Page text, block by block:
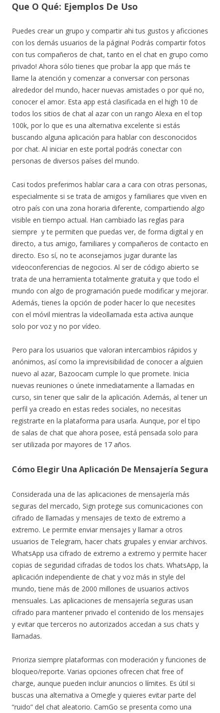
Que O Qué: Ejemplos De Uso
Puedes crear un grupo y compartir ahi tus gustos y aficciones
con los demás usuarios de la página! Podrás compartir fotos
con tus compañeros de chat, tanto en el chat en grupo como
privado! Ahora sólo tienes que probar la app que más te
llame la atención y comenzar a conversar con personas
alrededor del mundo, hacer nuevas amistades o por qué no,
conocer el amor. Esta app está clasificada en el high 10 de
todos los sitios de chat al azar con un rango Alexa en el top
100k, por lo que es una alternativa excelente si estás
buscando alguna aplicación para hablar con desconocidos
por chat. Al iniciar en este portal podrás conectar con
personas de diversos países del mundo.
Casi todos preferimos hablar cara a cara con otras personas,
especialmente si se trata de amigos y familiares que viven en
otro país con una zona horaria diferente, compartiendo algo
visible en tiempo actual. Han cambiado las reglas para
siempre y te permiten que puedas ver, de forma digital y en
directo, a tus amigo, familiares y compañeros de contacto en
directo. Eso sí, no te aconsejamos jugar durante las
videoconferencias de negocios. Al ser de código abierto se
trata de una herramienta totalmente gratuita y que todo el
mundo con algo de programación puede modificar y mejorar.
Además, tienes la opción de poder hacer lo que necesites
con el móvil mientras la videollamada esta activa aunque
solo por voz y no por vídeo.
Pero para los usuarios que valoran intercambios rápidos y
anónimos, así como la imprevisibilidad de conocer a alguien
nuevo al azar, Bazoocam cumple lo que promete. Inicia
nuevas reuniones o únete inmediatamente a llamadas en
curso, sin tener que salir de la aplicación. Además, al tener un
perfil ya creado en estas redes sociales, no necesitas
registrarte en la plataforma para usarla. Aunque, por el tipo
de salas de chat que ahora posee, está pensada solo para
ser utilizada por mayores de 17 años.
Cómo Elegir Una Aplicación De Mensajería Segura
Considerada una de las aplicaciones de mensajería más
seguras del mercado, Sign protege sus comunicaciones con
cifrado de llamadas y mensajes de texto de extremo a
extremo. Le permite enviar mensajes y llamar a otros
usuarios de Telegram, hacer chats grupales y enviar archivos.
WhatsApp usa cifrado de extremo a extremo y permite hacer
copias de seguridad cifradas de todos los chats. WhatsApp, la
aplicación independiente de chat y voz más in style del
mundo, tiene más de 2000 millones de usuarios activos
mensuales. Las aplicaciones de mensajería seguras usan
cifrado para mantener privado el contenido de los mensajes
y evitar que terceros no autorizados accedan a sus chats y
llamadas.
Prioriza siempre plataformas con moderación y funciones de
bloqueo/reporte. Varias opciones ofrecen chat free of
charge, aunque pueden incluir anuncios o límites. Es útil si
buscas una alternativa a Omegle y quieres evitar parte del
“ruido” del chat aleatorio. CamGo se presenta como una